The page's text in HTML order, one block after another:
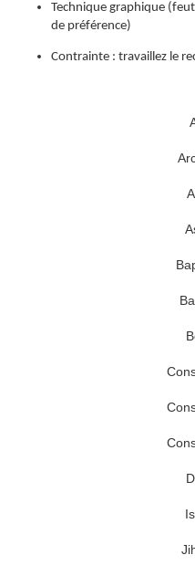
Technique graphique
de préférence)
Contrainte : travaillez le